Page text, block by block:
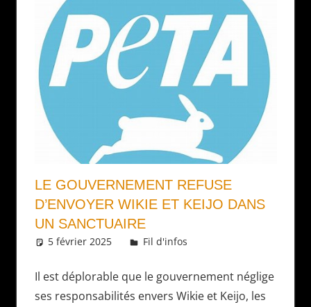
LE GOUVERNEMENT REFUSE
D’ENVOYER WIKIE ET KEIJO DANS
UN SANCTUAIRE
5 février 2025 Daniel
Fil d'infos
Il est déplorable que le gouvernement néglige
ses responsabilités envers Wikie et Keijo, les